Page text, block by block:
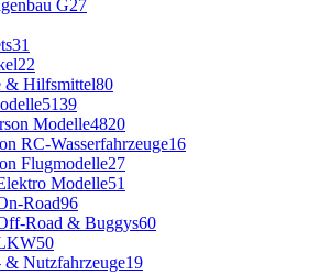
G27
31
22
& Hilfsmittel80
5139
Modelle4820
RC-Wasserfahrzeuge16
Flugmodelle27
Modelle51
Road96
Road & Buggys60
50
& Nutzfahrzeuge19